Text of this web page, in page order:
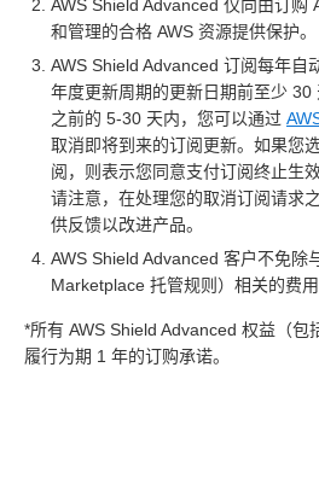
AWS Shield Advanced 仅向由订购
和管理的合格 AWS 资源提供保护。
AWS Shield Advanced 订阅每年自
年度更新周期的更新日期前至少 30
之前的 5-30 天内，您可以通过
取消即将到来的订阅更新。如果您
阅，则表示您同意支付订阅终止生
请注意，在处理您的取消订阅请求
供反馈以改进产品。
AWS Shield Advanced 客户不免除
Marketplace 托管规则）相关的费用
*所有 AWS Shield Advanced 权益（包
履行为期 1 年的订购承诺。